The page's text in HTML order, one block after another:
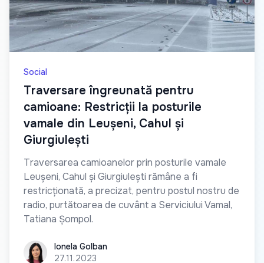
Social
Traversare îngreunată pentru
camioane: Restricții la posturile
vamale din Leușeni, Cahul și
Giurgiulești
Traversarea camioanelor prin posturile vamale
Leușeni, Cahul și Giurgiulești rămâne a fi
restricționată, a precizat, pentru postul nostru de
radio, purtătoarea de cuvânt a Serviciului Vamal,
Tatiana Șompol.
Ionela Golban
Ionela Golban
27.11.2023